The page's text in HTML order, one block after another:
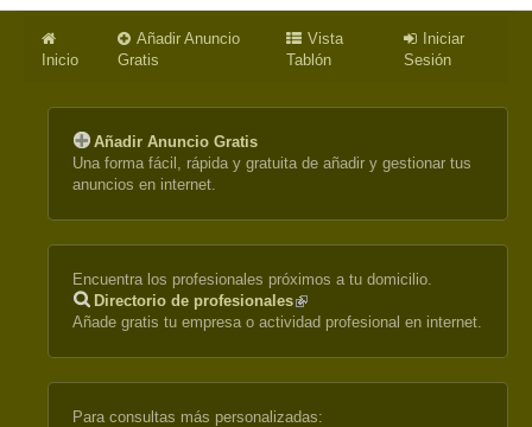
Inicio
Añadir Anuncio
Gratis
Vista
Tablón
Iniciar
Sesión
Añadir Anuncio Gratis
Una forma fácil, rápida y gratuita de añadir y gestionar tus
anuncios en internet.
Encuentra los profesionales próximos a tu domicilio.
Directorio de profesionales(link
is
Añade gratis tu empresa o actividad profesional en internet.
Para consultas más personalizadas: